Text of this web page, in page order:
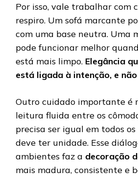
Por isso, vale trabalhar com
respiro. Um sofá marcante
com uma base neutra. Uma
pode funcionar melhor
está mais limpo. Elegância
está ligada à intenção, e
Outro cuidado importante é
leitura fluida entre os
precisa ser igual em todos os
deve ter unidade. Esse
ambientes faz a decoração
mais madura, consistente e